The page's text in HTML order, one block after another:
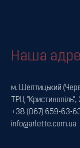
Наша
м. Шептицький
ТРЦ
+38 (067) 659-63-
info@arlette.com.ua